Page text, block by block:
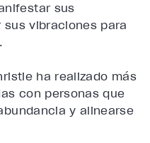
sus
vibraciones para
ha realizado más
con personas que
y alinearse